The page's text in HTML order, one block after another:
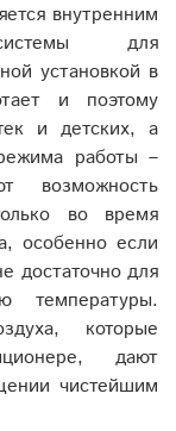
внутренним
для
установкой в
и поэтому
и детских, а
работы –
возможность
во время
особенно если
достаточно для
температуры.
которые
дают
чистейшим